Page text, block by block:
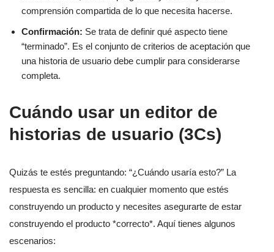
comprensión compartida de lo que necesita hacerse.
Confirmación: Se trata de definir qué aspecto tiene
“terminado”. Es el conjunto de criterios de aceptación que
una historia de usuario debe cumplir para considerarse
completa.
Cuándo usar un editor de
historias de usuario (3Cs)
Quizás te estés preguntando: “¿Cuándo usaría esto?” La
respuesta es sencilla: en cualquier momento que estés
construyendo un producto y necesites asegurarte de estar
construyendo el producto *correcto*. Aquí tienes algunos
escenarios: